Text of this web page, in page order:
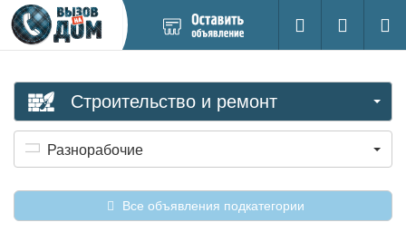
новое
Поиск
Вход на
Строительство и ремонт
Разнорабочие
Все объявления подкатегории